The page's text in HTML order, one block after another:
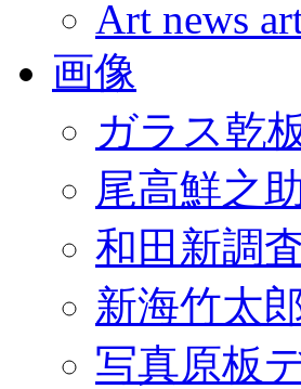
Art news
画像
ガラス乾
尾高鮮之
和田新調
新海竹太
写真原板